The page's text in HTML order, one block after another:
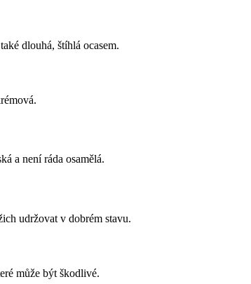
dlouhá, štíhlá ocasem.
a není ráda osamělá.
udržovat v dobrém stavu.
může být škodlivé.